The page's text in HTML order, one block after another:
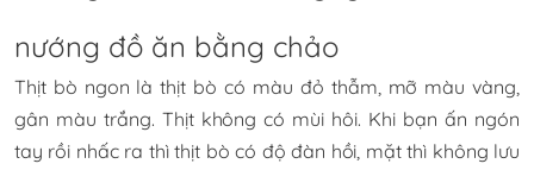
nướng đồ ăn bằng chảo
Thịt bò ngon là thịt bò có màu đỏ thẫm, mỡ màu vàng,
gân màu trắng. Thịt không có mùi hôi. Khi bạn ấn ngón
tay rồi nhấc ra thì thịt bò có độ đàn hồi, mặt thì không lưu